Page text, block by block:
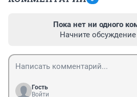
Пока нет ни одного
Начните
Гость
Войти